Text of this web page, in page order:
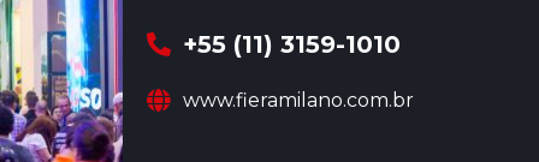
+55 (11) 3159-1010
www.fieramilano.com.br